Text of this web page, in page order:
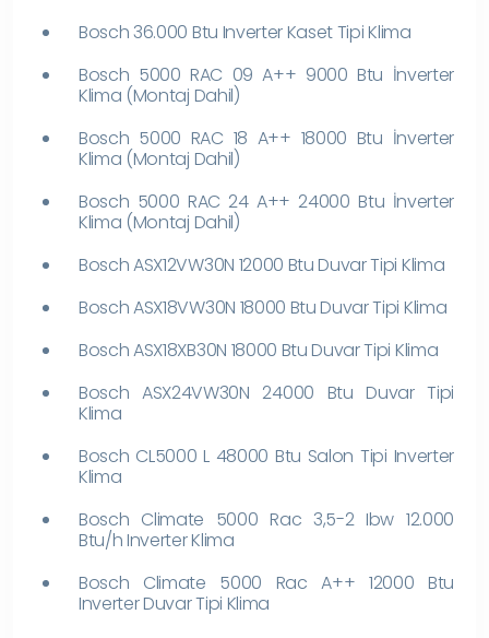
Bosch 36.000 Btu Inverter Kaset Tipi Klima
Bosch 5000 RAC 09 A++ 9000 Btu İnverter
Klima (Montaj Dahil)
Bosch 5000 RAC 18 A++ 18000 Btu İnverter
Klima (Montaj Dahil)
Bosch 5000 RAC 24 A++ 24000 Btu İnverter
Klima (Montaj Dahil)
Bosch ASX12VW30N 12000 Btu Duvar Tipi Klima
Bosch ASX18VW30N 18000 Btu Duvar Tipi Klima
Bosch ASX18XB30N 18000 Btu Duvar Tipi Klima
Bosch ASX24VW30N 24000 Btu Duvar Tipi
Klima
Bosch CL5000 L 48000 Btu Salon Tipi Inverter
Klima
Bosch Climate 5000 Rac 3,5-2 Ibw 12.000
Btu/h Inverter Klima
Bosch Climate 5000 Rac A++ 12000 Btu
Inverter Duvar Tipi Klima